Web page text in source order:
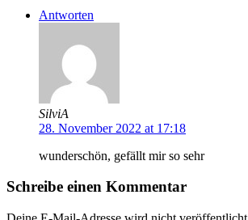
Antworten
SilviA
28. November 2022 at 17:18
wunderschön, gefällt mir so sehr
Schreibe einen Kommentar